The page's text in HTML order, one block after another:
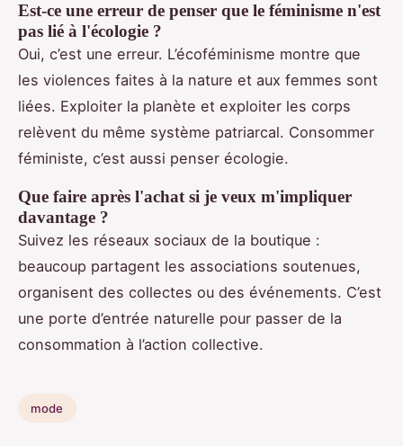
Est-ce une erreur de penser que le féminisme n'est
pas lié à l'écologie ?
Oui, c’est une erreur. L’écoféminisme montre que
les violences faites à la nature et aux femmes sont
liées. Exploiter la planète et exploiter les corps
relèvent du même système patriarcal. Consommer
féministe, c’est aussi penser écologie.
Que faire après l'achat si je veux m'impliquer
davantage ?
Suivez les réseaux sociaux de la boutique :
beaucoup partagent les associations soutenues,
organisent des collectes ou des événements. C’est
une porte d’entrée naturelle pour passer de la
consommation à l’action collective.
mode